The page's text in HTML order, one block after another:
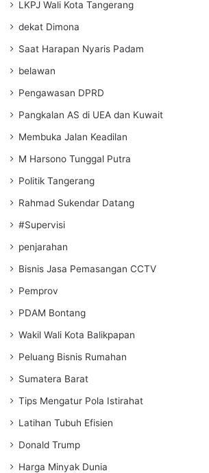
LKPJ Wali Kota Tangerang
dekat Dimona
Saat Harapan Nyaris Padam
belawan
Pengawasan DPRD
Pangkalan AS di UEA dan Kuwait
Membuka Jalan Keadilan
M Harsono Tunggal Putra
Politik Tangerang
Rahmad Sukendar Datang
#Supervisi
penjarahan
Bisnis Jasa Pemasangan CCTV
Pemprov
PDAM Bontang
Wakil Wali Kota Balikpapan
Peluang Bisnis Rumahan
Sumatera Barat
Tips Mengatur Pola Istirahat
Latihan Tubuh Efisien
Donald Trump
Harga Minyak Dunia